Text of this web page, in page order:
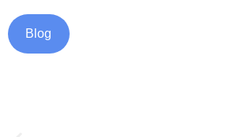
Blog